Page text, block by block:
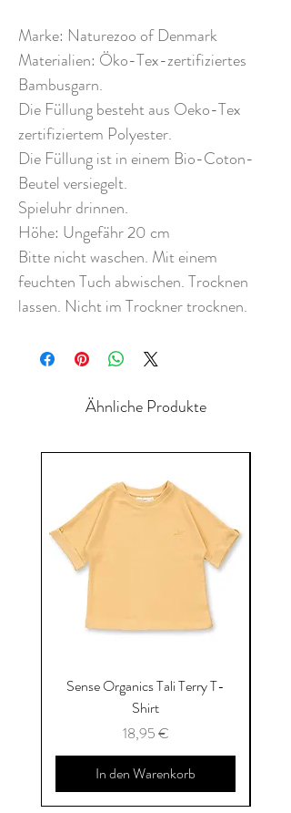
Marke: Naturezoo of Denmark
Materialien: Öko-Tex-zertifiziertes
Bambusgarn.
Die Füllung besteht aus Oeko-Tex
zertifiziertem Polyester.
Die Füllung ist in einem Bio-Coton-
Beutel versiegelt.
Spieluhr drinnen.
Höhe: Ungefähr 20 cm
Bitte nicht waschen. Mit einem
feuchten Tuch abwischen. Trocknen
lassen. Nicht im Trockner trocknen.
Ähnliche Produkte
Sense Organics Tali Terry T-
Shirt
Preis
18,95 €
In den Warenkorb